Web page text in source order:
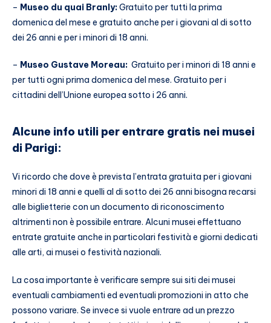
– Museo du quai Branly:Gratuito per tutti la prima
domenica del mese e gratuito anche per i giovani al di sotto
dei 26 anni e per i minori di 18 anni.
– Museo Gustave Moreau: Gratuito per i minori di 18 anni e
per tutti ogni prima domenica del mese. Gratuito per i
cittadini dell’Unione europea sotto i 26 anni.
Alcune info utili per entrare gratis nei musei
di Parigi:
Vi ricordo che dove è prevista l’entrata gratuita per i giovani
minori di 18 anni e quelli al di sotto dei 26 anni bisogna recarsi
alle biglietterie con un documento di riconoscimento
altrimenti non è possibile entrare. Alcuni musei effettuano
entrate gratuite anche in particolari festività e giorni dedicati
alle arti, ai musei o festività nazionali.
La cosa importante è verificare sempre sui siti dei musei
eventuali cambiamenti ed eventuali promozioni in atto che
possono variare. Se invece si vuole entrare ad un prezzo